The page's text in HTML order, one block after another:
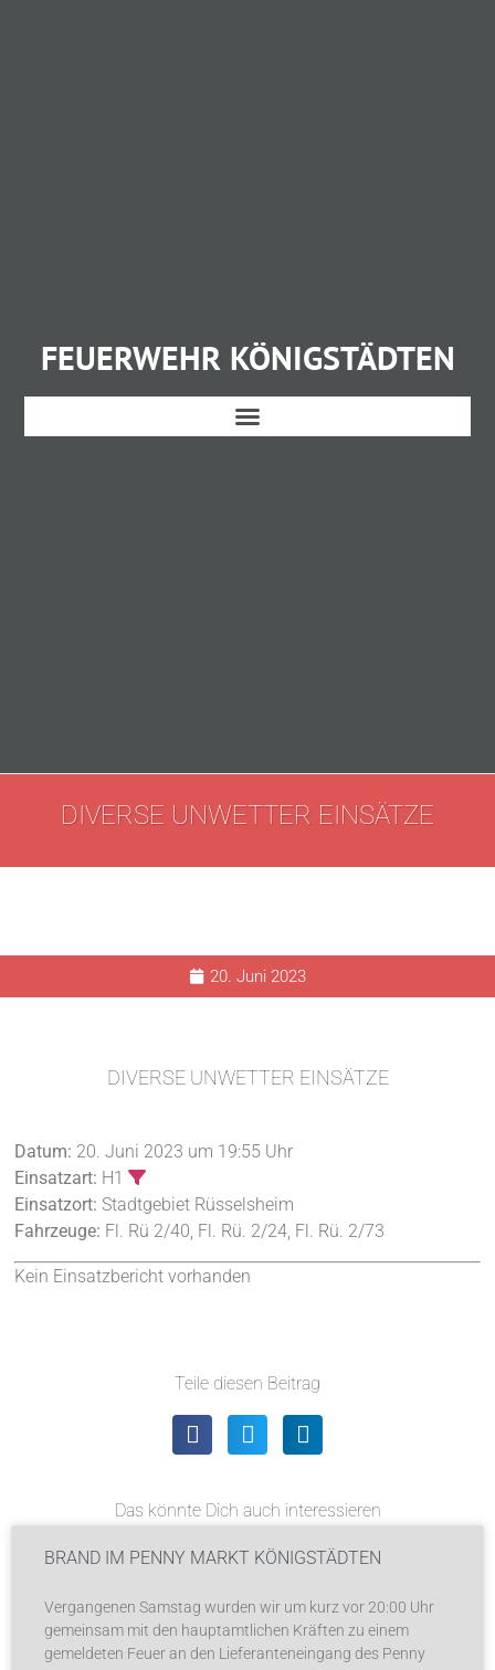
FEUERWEHR KÖNIGSTÄDTEN
DIVERSE UNWETTER EINSÄTZE
20. Juni 2023
DIVERSE UNWETTER EINSÄTZE
Datum: 20. Juni 2023 um 19:55 Uhr
Einsatzart: H1
Einsatzort: Stadtgebiet Rüsselsheim
Fahrzeuge: Fl. Rü 2/40, Fl. Rü. 2/24, Fl. Rü. 2/73
Kein Einsatzbericht vorhanden
Teile diesen Beitrag
Das könnte Dich auch interessieren
BRAND IM PENNY MARKT KÖNIGSTÄDTEN
Vergangenen Samstag wurden wir um kurz vor 20:00 Uhr
gemeinsam mit den hauptamtlichen Kräften zu einem
gemeldeten Feuer an den Lieferanteneingang des Penny